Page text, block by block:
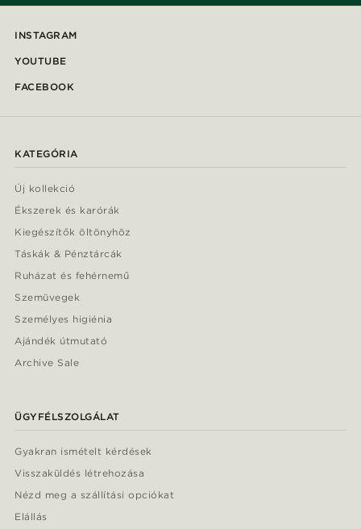
INSTAGRAM
YOUTUBE
FACEBOOK
KATEGÓRIA
Új kollekció
Ékszerek és karórák
Kiegészítők öltönyhöz
Táskák & Pénztárcák
Ruházat és fehérnemű
Szemüvegek
Személyes higiénia
Ajándék útmutató
Archive Sale
ÜGYFÉLSZOLGÁLAT
Gyakran ismételt kérdések
Visszaküldés létrehozása
Nézd meg a szállítási opciókat
Elállás